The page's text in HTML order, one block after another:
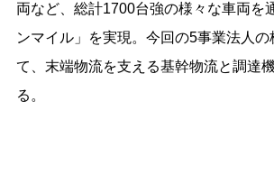
両など、総計1700台強の様々な車両を
ンマイル」を実現。今回の5事業法人の
て、末端物流を支える基幹物流と調達
る。